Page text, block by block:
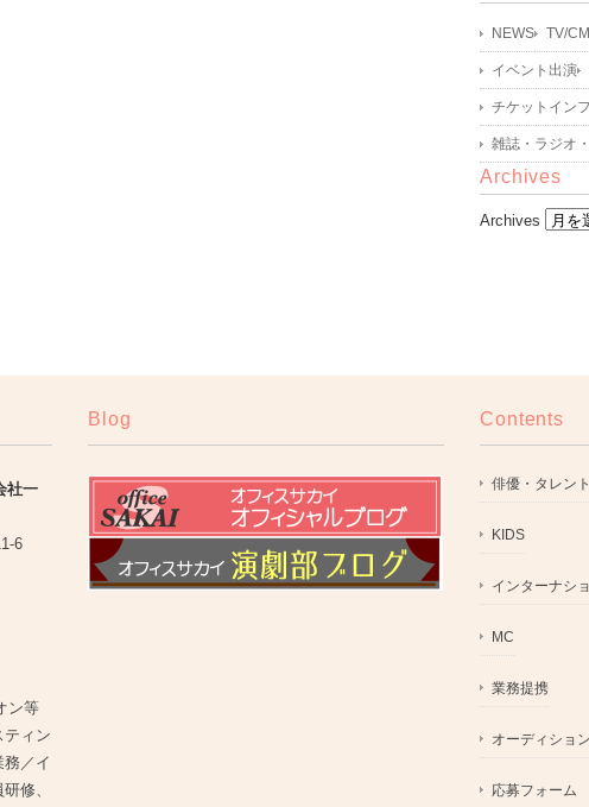
NEWS TV/
イベント出演
チケットイン
雑誌・ラジオ
Archives
Archives
社一
6
ン等
ティン
／イ
修、
Blog Contents
俳優・タレント
KIDS
インターナシ
MC
業務提携
オーディション
応募フォーム